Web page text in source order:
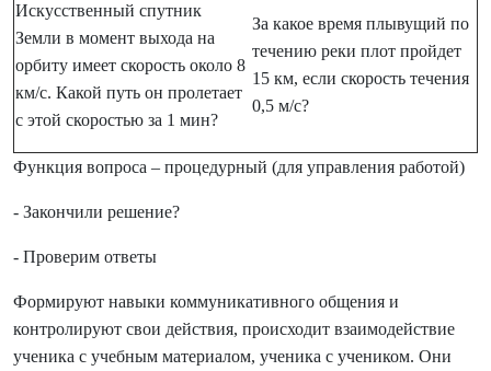
Искусственный спутник
Земли в момент выхода на
орбиту имеет скорость около 8
км/с. Какой путь он пролетает
с этой скоростью за 1 мин?
За какое время плывущий по
течению реки плот пройдет
15 км, если скорость течения
0,5 м/с?
Функция вопроса – процедурный (для управления работой)
- Закончили решение?
- Проверим ответы
Формируют навыки коммуникативного общения и
контролируют свои действия, происходит взаимодействие
ученика с учебным материалом, ученика с учеником. Они